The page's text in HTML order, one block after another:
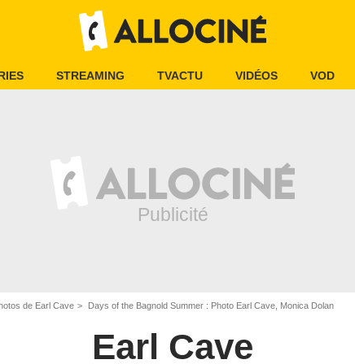
STREAMING TVACTU VIDÉOS VOD
de Earl Cave Days of the Bagnold Summer : Photo Earl Cave, Monica Dolan
Earl Cave